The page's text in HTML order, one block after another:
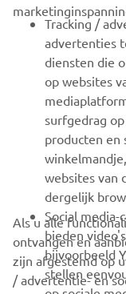
VOOR
MEER YAMAHA
NIEUWSBRIEF
Wees de eerste die
speciale
Tracking /
advertenties
diensten die
op websites
surfgedrag
producten en
websites van
dergelijk
Social media-
bieden
bijvoorbeeld
stellen
Als u alle
ontvangen en
zijn afgestemd op
/ advertentie- en